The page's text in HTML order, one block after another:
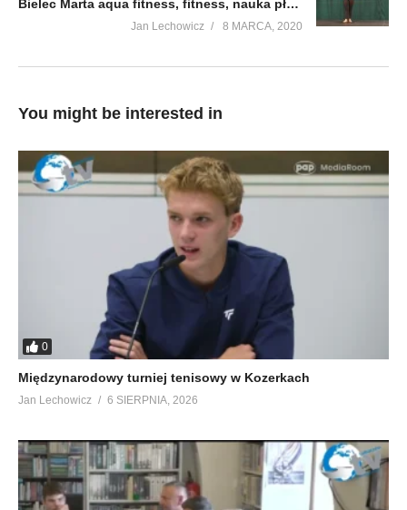
Bielec Marta aqua fitness, fitness, nauka pływania
Jan Lechowicz 8 MARCA, 2020
You might be interested in
0
Międzynarodowy turniej tenisowy w Kozerkach
Jan Lechowicz 6 SIERPNIA, 2026